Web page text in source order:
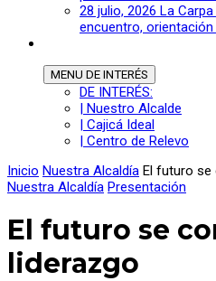
28 julio, 2026 La
encuentro,
MENU DE INTERÉS
DE INTERÉS:
| Nuestro Alcalde
| Cajicá Ideal
| Centro de Relevo
Inicio Nuestra Alcaldía El futuro se
Nuestra Alcaldía Presentación
El futuro se
liderazgo